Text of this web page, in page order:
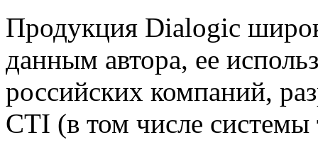
Продукция Dialogic
данным автора, ее
российских компаний,
CTI (в том числе